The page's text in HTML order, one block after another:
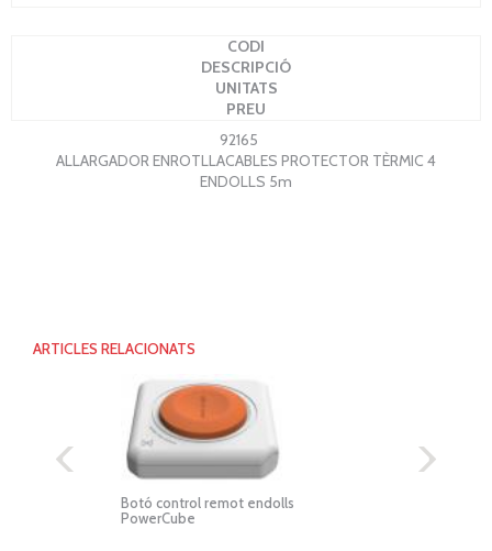
CODI
DESCRIPCIÓ
UNITATS
PREU
92165
ALLARGADOR ENROTLLACABLES PROTECTOR TÈRMIC 4
ENDOLLS 5m
ARTICLES RELACIONATS
Botó control remot endolls
PowerCube